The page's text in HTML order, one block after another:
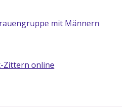
mit Männern
Zittern online